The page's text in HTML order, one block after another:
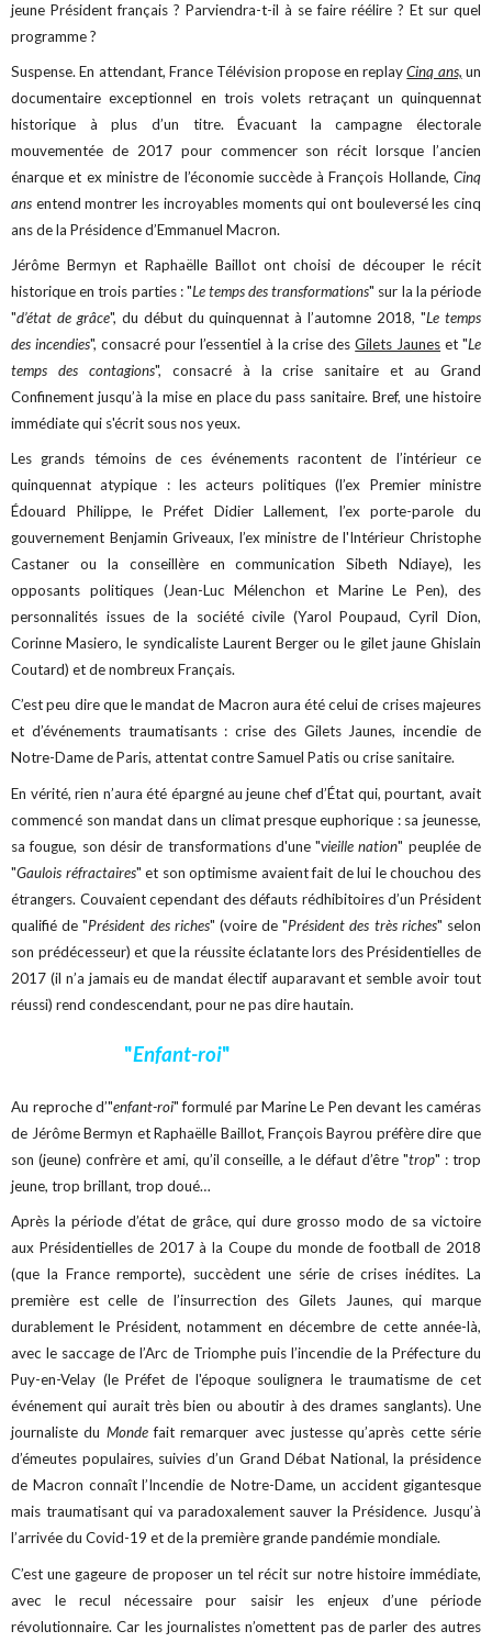
jeune Président français ? Parviendra-t-il à se faire réélire ? Et sur quel
programme ?
Suspense. En attendant, France Télévision propose en replayCinq ans, un
documentaire exceptionnel en trois volets retraçant un quinquennat
historique à plus d’un titre. Évacuant la campagne électorale
mouvementée de 2017 pour commencer son récit lorsque l’ancien
énarque et ex ministre de l’économie succède à François Hollande, Cinq
ans entend montrer les incroyables moments qui ont bouleversé les cinq
ans de la Présidence d’Emmanuel Macron.
Jérôme Bermyn et Raphaëlle Baillot ont choisi de découper le récit
historique en trois parties : "Le temps des transformations" sur la la période
"d’état de grâce", du début du quinquennat à l’automne 2018, "Le temps
des incendies", consacré pour l’essentiel à la crise desGilets Jaunes et "Le
temps des contagions", consacré à la crise sanitaire et au Grand
Confinement jusqu’à la mise en place du pass sanitaire. Bref, une histoire
immédiate qui s'écrit sous nos yeux.
Les grands témoins de ces événements racontent de l’intérieur ce
quinquennat atypique : les acteurs politiques (l’ex Premier ministre
Édouard Philippe, le Préfet Didier Lallement, l’ex porte-parole du
gouvernement Benjamin Griveaux, l’ex ministre de l'Intérieur Christophe
Castaner ou la conseillère en communication Sibeth Ndiaye), les
opposants politiques (Jean-Luc Mélenchon et Marine Le Pen), des
personnalités issues de la société civile (Yarol Poupaud, Cyril Dion,
Corinne Masiero, le syndicaliste Laurent Berger ou le gilet jaune Ghislain
Coutard) et de nombreux Français.
C’est peu dire que le mandat de Macron aura été celui de crises majeures
et d’événements traumatisants : crise des Gilets Jaunes, incendie de
Notre-Dame de Paris, attentat contre Samuel Patis ou crise sanitaire.
En vérité, rien n’aura été épargné au jeune chef d’État qui, pourtant, avait
commencé son mandat dans un climat presque euphorique : sa jeunesse,
sa fougue, son désir de transformations d'une "vieille nation" peuplée de
"Gaulois réfractaires" et son optimisme avaient fait de lui le chouchou des
étrangers. Couvaient cependant des défauts rédhibitoires d’un Président
qualifié de "Président des riches" (voire de "Président des très riches" selon
son prédécesseur) et que la réussite éclatante lors des Présidentielles de
2017 (il n’a jamais eu de mandat électif auparavant et semble avoir tout
réussi) rend condescendant, pour ne pas dire hautain.
"Enfant-roi"
Au reproche d’"enfant-roi" formulé par Marine Le Pen devant les caméras
de Jérôme Bermyn et Raphaëlle Baillot, François Bayrou préfère dire que
son (jeune) confrère et ami, qu’il conseille, a le défaut d’être "trop" : trop
jeune, trop brillant, trop doué…
Après la période d’état de grâce, qui dure grosso modo de sa victoire
aux Présidentielles de 2017 à la Coupe du monde de football de 2018
(que la France remporte), succèdent une série de crises inédites. La
première est celle de l’insurrection des Gilets Jaunes, qui marque
durablement le Président, notamment en décembre de cette année-là,
avec le saccage de l’Arc de Triomphe puis l’incendie de la Préfecture du
Puy-en-Velay (le Préfet de l'époque soulignera le traumatisme de cet
événement qui aurait très bien ou aboutir à des drames sanglants). Une
journaliste du Mondefait remarquer avec justesse qu’après cette série
d’émeutes populaires, suivies d’un Grand Débat National, la présidence
de Macron connaît l’Incendie de Notre-Dame, un accident gigantesque
mais traumatisant qui va paradoxalement sauver la Présidence. Jusqu’à
l’arrivée du Covid-19 et de la première grande pandémie mondiale.
C’est une gageure de proposer un tel récit sur notre histoire immédiate,
avec le recul nécessaire pour saisir les enjeux d’une période
révolutionnaire. Car les journalistes n’omettent pas de parler des autres